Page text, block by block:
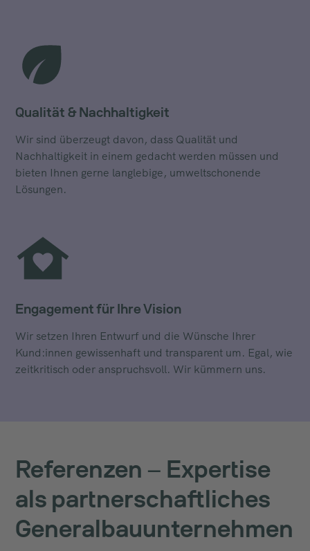
Qualität & Nachhaltigkeit
Wir sind überzeugt davon, dass Qualität und
Nachhaltigkeit in einem gedacht werden müssen und
bieten Ihnen gerne langlebige, umweltschonende
Lösungen.
Engagement für Ihre Vision
Wir setzen Ihren Entwurf und die Wünsche Ihrer
Kund:innen gewissenhaft und transparent um. Egal, wie
zeitkritisch oder anspruchsvoll. Wir kümmern uns.
Referenzen – Expertise
als partnerschaftliches
Generalbauunternehmen